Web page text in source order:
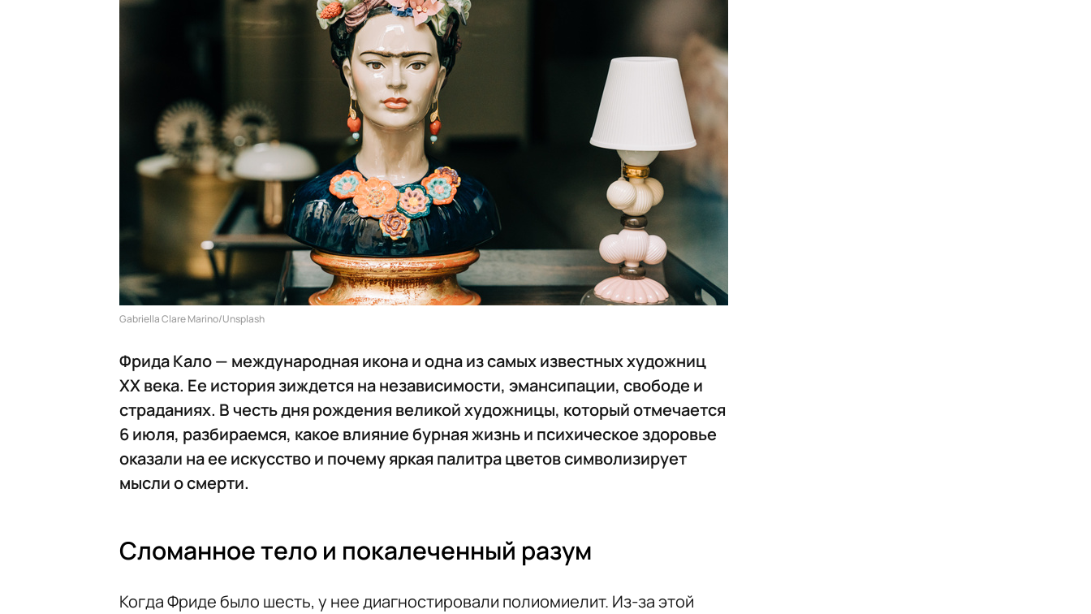
Gabriella Clare Marino/Unsplash
Фрида Кало — международная икона и одна из самых известных художниц
XX века. Ее история зиждется на независимости, эмансипации, свободе и
страданиях. В честь дня рождения великой художницы, который отмечается
6 июля, разбираемся, какое влияние бурная жизнь и психическое здоровье
оказали на ее искусство и почему яркая палитра цветов символизирует
мысли о смерти.
Сломанное тело и покалеченный разум
Когда Фриде было шесть, у нее диагностировали полиомиелит. Из-за этой